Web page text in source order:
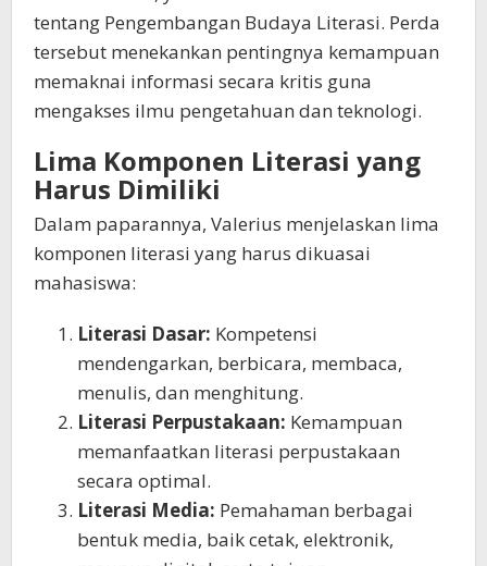
tentang Pengembangan Budaya Literasi. Perda
tersebut menekankan pentingnya kemampuan
memaknai informasi secara kritis guna
mengakses ilmu pengetahuan dan teknologi.
Lima Komponen Literasi yang
Harus Dimiliki
Dalam paparannya, Valerius menjelaskan lima
komponen literasi yang harus dikuasai
mahasiswa:
Literasi Dasar: Kompetensi
mendengarkan, berbicara, membaca,
menulis, dan menghitung.
Literasi Perpustakaan: Kemampuan
memanfaatkan literasi perpustakaan
secara optimal.
Literasi Media: Pemahaman berbagai
bentuk media, baik cetak, elektronik,